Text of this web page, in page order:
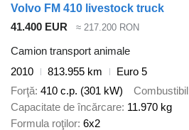
Volvo FM 410 livestock truck
41.400 EUR
≈ 217.200 RON
Camion transport animale
2010
813.955 km
Euro 5
Forţă 410 c.p. (301 kW) Combustibil
Capacitate de încărcare 11.970 kg
Formula roţilor 6x2